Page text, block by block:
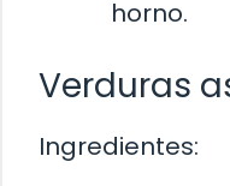
horno.
Verduras
Ingredientes: